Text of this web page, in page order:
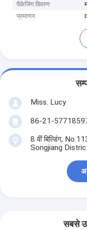
पैकेजिंग विवरण
प्रमाणन
Miss. Lucy
86-21-
8 वीं बिल्डिंग,
Songjiang
सबसे